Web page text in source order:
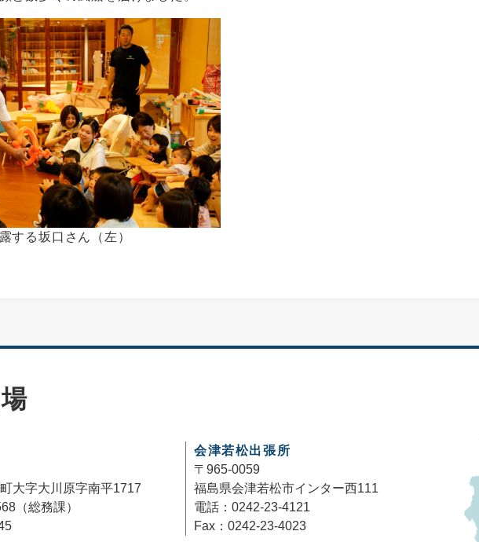
する坂口さん（左）
大字大川原字南平1717
（総務課）
会津若松出張所
〒965-0059
福島県会津若松市インター西111
電話：0242-23-4121
Fax：0242-23-4023